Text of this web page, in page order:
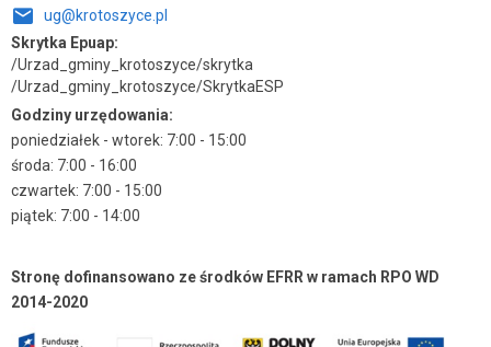
ug@krotoszyce.pl
Skrytka Epuap:
/Urzad_gminy_krotoszyce/skrytka
/Urzad_gminy_krotoszyce/SkrytkaESP
Godziny urzędowania:
poniedziałek - wtorek: 7:00 - 15:00
środa: 7:00 - 16:00
czwartek: 7:00 - 15:00
piątek: 7:00 - 14:00
Stronę dofinansowano ze środków EFRR w ramach RPO WD
2014-2020